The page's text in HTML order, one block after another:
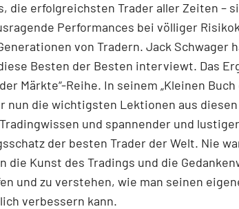
die erfolgreichsten Trader aller Zeiten –
Performances bei völliger
von Tradern. Jack Schwager
Besten der Besten interviewt. Das
Märkte“-Reihe. In seinem „Kleinen
nun die wichtigsten Lektionen aus
und spannender und
der besten Trader der Welt. Nie
die Kunst des Tradings und die
und zu verstehen, wie man seinen
verbessern kann.